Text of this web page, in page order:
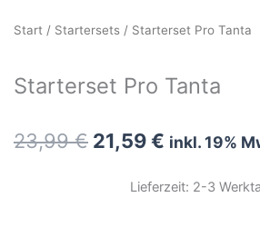
Start / Startersets / Starterset Pro Tanta
Starterset Pro Tanta
23,99€ Ursprünglicher
war:
21,59€ Aktueller
ist:
inkl. 19%
Lieferzeit: 2-3